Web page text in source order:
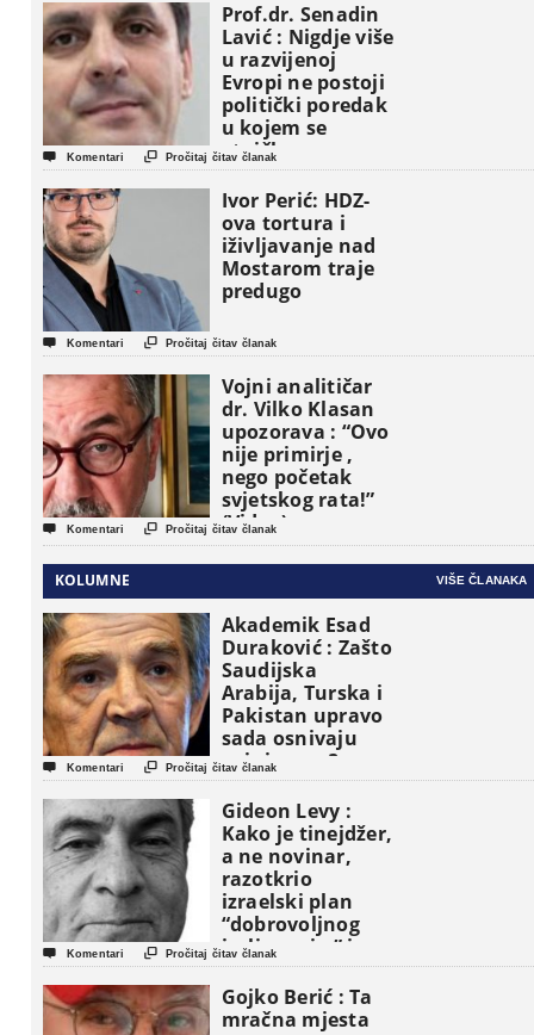
Prof.dr. Senadin
Lavić : Nigdje više
u razvijenoj
Evropi ne postoji
politički poredak
u kojem se
etničke grupe
pojavljuju kao
osnovne
političke jedinice
 Komentari  Pročitaj čitav članak
Ivor Perić: HDZ-
ova tortura i
iživljavanje nad
Mostarom traje
predugo
 Komentari  Pročitaj čitav članak
Vojni analitičar
dr. Vilko Klasan
upozorava : “Ovo
nije primirje ,
nego početak
svjetskog rata!”
(Video)
 Komentari  Pročitaj čitav članak
KOLUMNE VIŠE ČLANAKA
Akademik Esad
Duraković : Zašto
Saudijska
Arabija, Turska i
Pakistan upravo
sada osnivaju
vojni savez?
 Komentari  Pročitaj čitav članak
Gideon Levy :
Kako je tinejdžer,
a ne novinar,
razotkrio
izraelski plan
“dobrovoljnog
iseljavanja ” iz
Gaze
 Komentari  Pročitaj čitav članak
Gojko Berić : Ta
mračna mjesta